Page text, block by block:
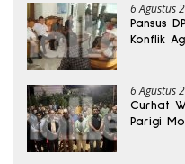
6 Agustus
Pansus
Konflik
6 Agustus
Curhat
Parigi